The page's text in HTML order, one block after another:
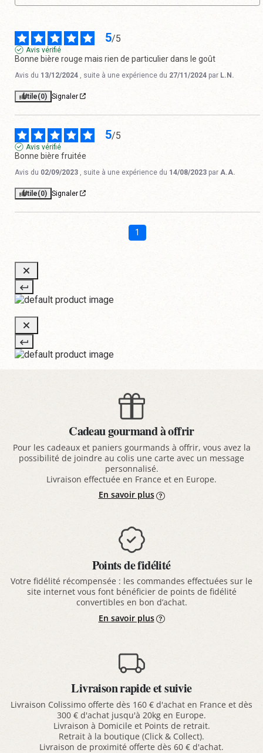
5/5
Avis vérifié
Bonne bière rouge mais rien de particulier dans le goût
Avis du 13/12/2024 , suite à une expérience du 27/11/2024 par L.N.
Utile(0) Signaler
5/5
Avis vérifié
Bonne bière fruitée
Avis du 02/09/2023 , suite à une expérience du 14/08/2023 par A.A.
Utile(0) Signaler
1
Cadeau gourmand à offrir
Pour les cadeaux et paniers gourmands à offrir, vous avez la
possibilité de joindre au colis une carte avec un message
personnalisé.
Livraison effectuée en France et en Europe.
En savoir plus
Points de fidélité
Votre fidélité récompensée : les commandes effectuées sur le
site internet vous font bénéficier de points de fidélité
convertibles en bon d’achat.
En savoir plus
Livraison rapide et suivie
Livraison Colissimo offerte dès 160 € d'achat en France et dès
300 € d'achat jusqu'à 20kg en Europe.
Livraison à Domicile et Points de retrait.
Retrait à la boutique (Click & Collect).
Livraison de proximité offerte dès 60 € d'achat.